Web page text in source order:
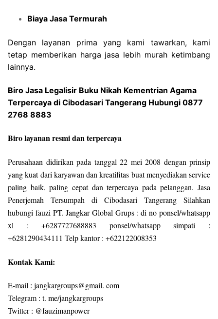
Biaya Jasa Termurah
Dengan layanan prima yang kami tawarkan, kami
tetap memberikan harga jasa lebih murah ketimbang
lainnya.
Biro Jasa Legalisir Buku Nikah Kementrian Agama
Terpercaya di Cibodasari Tangerang Hubungi 0877
2768 8883
Biro layanan resmi dan terpercaya
Perusahaan didirikan pada tanggal 22 mei 2008 dengan prinsip
yang kuat dari karyawan dan kreatifitas buat menyediakan service
paling baik, paling cepat dan terpercaya pada pelanggan. Jasa
Penerjemah Tersumpah di Cibodasari Tangerang Silahkan
hubungi fauzi PT. Jangkar Global Grups : di no ponsel/whatsapp
xl : +6287727688883 ponsel/whatsapp simpati :
+6281290434111 Telp kantor : +622122008353
Kontak Kami:
E-mail : jangkargroups@gmail. com
Telegram : t. me/jangkargroups
Twitter : @fauzimanpower